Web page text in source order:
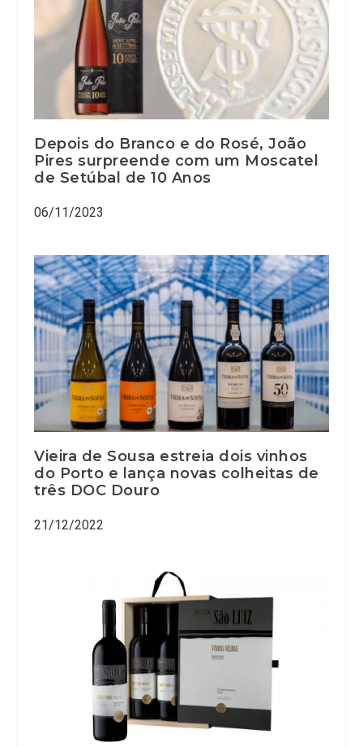
Depois do Branco e do Rosé, João
Pires surpreende com um Moscatel
de Setúbal de 10 Anos
06/11/2023
Vieira de Sousa estreia dois vinhos
do Porto e lança novas colheitas de
três DOC Douro
21/12/2022